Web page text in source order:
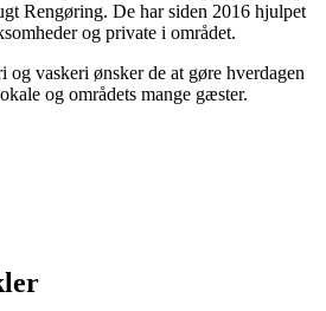
Rengøring. De har siden 2016 hjulpet
og private i området.
og vaskeri ønsker de at gøre hverdagen
og områdets mange gæster.